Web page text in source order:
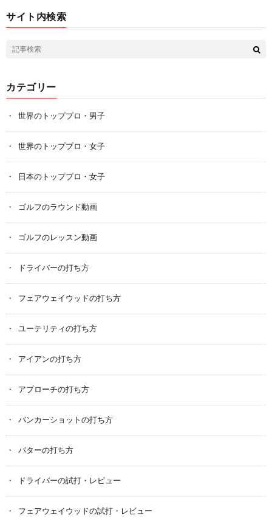
サイト内検索
カテゴリー
世界のトッププロ・男子
世界のトッププロ・女子
日本のトッププロ・女子
ゴルフのラウンド動画
ゴルフのレッスン動画
ドライバーの打ち方
フェアウェイウッドの打ち方
ユーテリティの打ち方
アイアンの打ち方
アプローチの打ち方
バンカーショットの打ち方
パターの打ち方
ドライバーの試打・レビュー
フェアウェイウッドの試打・レビュー